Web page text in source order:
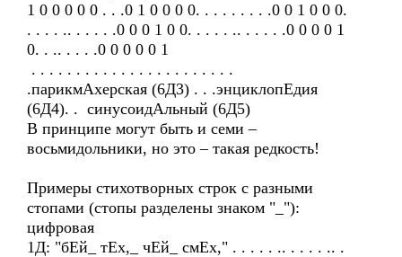
1 0 0 0 0 0 . . .0 1 0 0 0 0. . . . . . . . .0 0 1 0 0 0.
. . . . .. . . . . .0 0 0 1 0 0. . . . . .. . . . . .0 0 0 0 1
0. . .. . . . .0 0 0 0 0 1
. . . . . . . . . . . . . . . . . . . . . . .
.парикмАхерская (6Д3) . . .энциклопЕдия
(6Д4). . синусоидАльный (6Д5)
В принципе могут быть и семи –
восьмидольники, но это – такая редкость!
Примеры стихотворных строк с разными
стопами (стопы разделены знаком "_"):
цифровая
1Д: "бЕй_ тЕх,_ чЕй_ смЕх," . . . . . .. . . . . .. .